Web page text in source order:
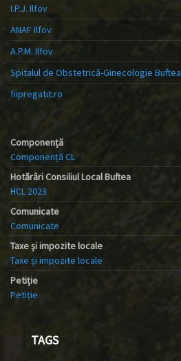
I.P.J. Ilfov
ANAF Ilfov
A.P.M. Ilfov
Spitalul de Obstetrică-Ginecologie Buftea
fiipregatit.ro
Componență
Componență CL
Hotărâri Consiliul Local Buftea
HCL 2023
Comunicate
Comunicate
Taxe și impozite locale
Taxe și impozite locale
Petiție
Petiție
TAGS